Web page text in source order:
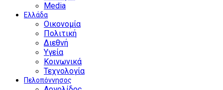
Media
Ελλάδα
Οικονομία
Πολιτική
Διεθνή
Υγεία
Κοινωνικά
Τεχνολογία
Πελοπόννησος